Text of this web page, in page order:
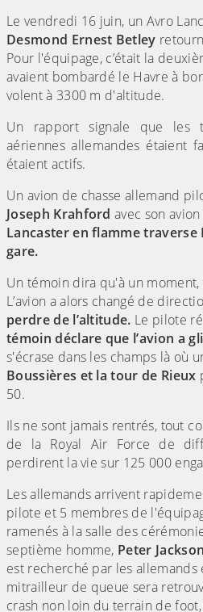
Le vendredi 16 juin, un Avro
Desmond Ernest Betley
Pour l'équipage, c’était la
avaient bombardé le Havre à
volent à 3300 m d'altitude.
Un rapport signale que les
aériennes allemandes étaient
étaient actifs.
Un avion de chasse allemand
Joseph Krahford avec son
Lancaster en flamme traverse
gare.
Un témoin dira qu'à un moment,
L’avion a alors changé de
perdre de l’altitude. Le pilote
témoin déclare que l’avion a
s'écrase dans les champs là où
Boussières et la tour de Rieux
50.
Ils ne sont jamais rentrés, tout
de la Royal Air Force de
perdirent la vie sur 125 000
Les allemands arrivent
pilote et 5 membres de
ramenés à la salle des
septième homme, Peter
est recherché par les allemands
mitrailleur de queue sera
crash non loin du terrain de